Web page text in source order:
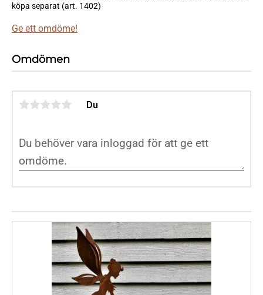
köpa separat (art. 1402)
Ge ett omdöme!
Omdömen
Du